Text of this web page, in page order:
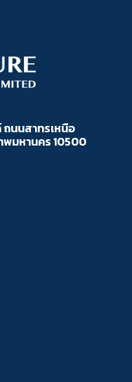
นนสาทรเหนือ
พมหานคร 10500